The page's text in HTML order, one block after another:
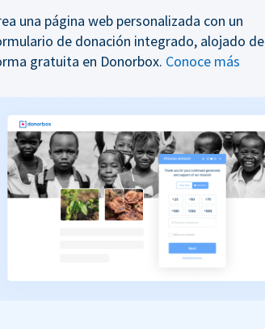
una página web personalizada con un
de donación integrado, alojado de
gratuita en Donorbox. Conoce más